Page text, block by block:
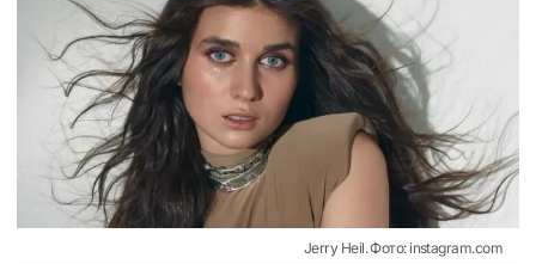
Jerry Heil. Фото: instagram.com